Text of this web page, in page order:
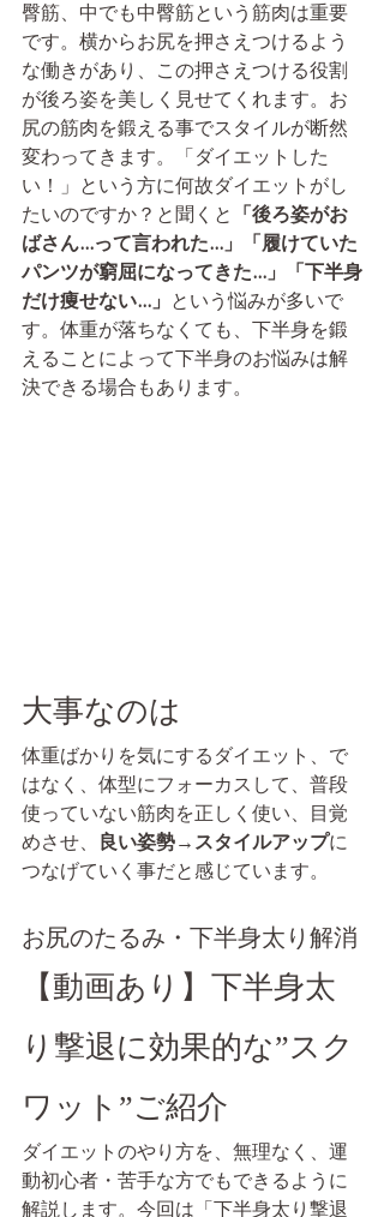
臀筋、中でも中臀筋という筋肉は重要
です。横からお尻を押さえつけるよう
な働きがあり、この押さえつける役割
が後ろ姿を美しく見せてくれます。お
尻の筋肉を鍛える事でスタイルが断然
変わってきます。「ダイエットした
い！」という方に何故ダイエットがし
たいのですか？と聞くと
「後ろ姿がお
ばさん...って言われた...」「履けていた
パンツが窮屈になってきた...」「下半身
だけ痩せない...」 という悩みが多いで
す。体重が落ちなくても、下半身を鍛
えることによって下半身のお悩みは解
決できる場合もあります。
大事なのは
体重ばかりを気にするダイエット、で
はなく、体型にフォーカスして、普段
使っていない筋肉を正しく使い、目覚
めさせ、
良い姿勢→スタイルアップに
つなげていく事だと感じています。
お尻のたるみ・下半身太り解消
【動画あり】下半身太
り撃退に効果的な”スク
ワット”ご紹介
ダイエットのやり方を、無理なく、運
動初心者・苦手な方でもできるように
解説します。今回は「下半身太り撃退